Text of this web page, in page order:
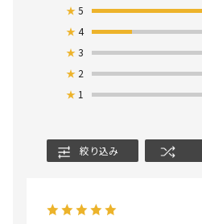
★5
★4
★3
★ 2
★ 1
絞り込み